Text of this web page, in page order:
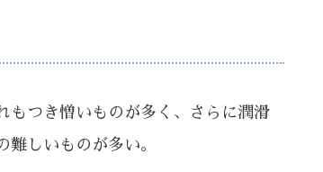
つき憎いものが多く、さらに潤滑
しいものが多い。